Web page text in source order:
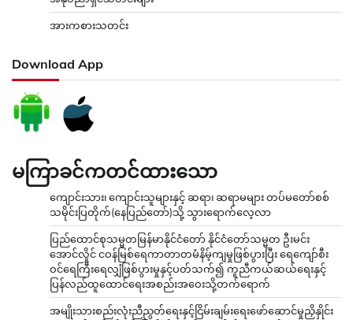
အားကစားသတင်း
Download App
မကြာခင်ကတင်ထားသော
ကျောင်းသား၊ ကျောင်းသူများနှင့် ဆရာ၊ ဆရာမများ တပ်မတော်စစ်
သမိုင်းပြတိုက်(နေပြည်တော်)သို့ သွားရောက်လေ့လာ
ပြည်ထောင်စုသမ္မတမြန်မာနိုင်ငံတော် နိုင်ငံတော်သမ္မတ ဦးမင်း
အောင်လှိုင် ငဝန်မြစ်ရေကာတာတမံနိမ့်ကျမှုဖြစ်ပွားပြီး ရေကျော်စီး
ဝင်ရေကြီးရေလျှံဖြစ်ပွားမှုနှင့်ပတ်သက်၍ ကူညီကယ်ဆယ်ရေးနှင့်
ပြန်လည်ထူထောင်ရေးအစည်းအဝေးသို့တက်ရောက်
အမျိုးသားစည်းလုံးညီညွတ်ရေးနှင့်ငြိမ်းချမ်းရေးဖော်ဆောင်မှုညှိနှိုင်း